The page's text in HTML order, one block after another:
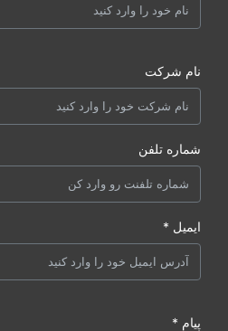
نام شرکت
شماره تلفن
ایمیل *
پیام *